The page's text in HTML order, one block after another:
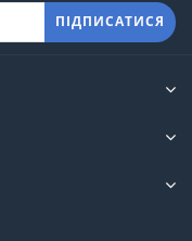
ПІДПИСАТИСЯ